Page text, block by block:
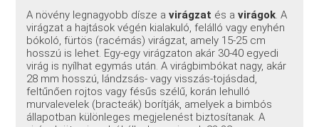
A növény legnagyobb dísze avirágzat és avirágok. A
virágzat a hajtások végén kialakuló, felálló vagy enyhén
bókoló, fürtös (racémás) virágzat, amely 15-25 cm
hosszú is lehet. Egy-egy virágzaton akár 30-40 egyedi
virág is nyílhat egymás után. A virágbimbókat nagy, akár
28 mm hosszú, lándzsás- vagy visszás-tojásdad,
feltűnően rojtos vagy fésűs szélű, korán lehulló
murvalevelek (bracteák) borítják, amelyek a bimbós
állapotban különleges megjelenést biztosítanak. A